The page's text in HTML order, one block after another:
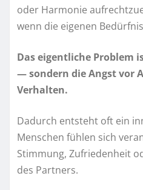
oder Harmonie
wenn die eigenen
Das eigentliche Problem
— sondern die Angst vor
Verhalten.
Dadurch entsteht oft ein
Menschen fühlen sich
Stimmung, Zufriedenheit
des Partners.